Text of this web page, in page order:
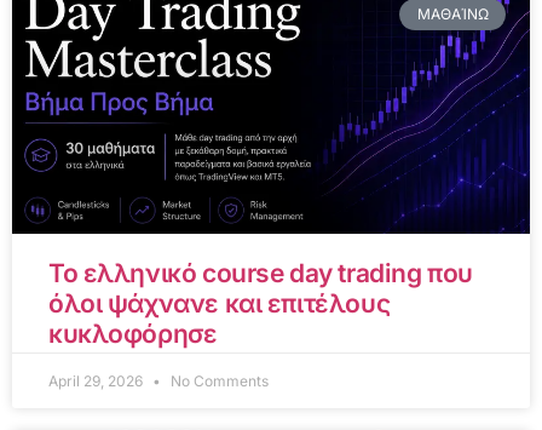
ΜΑΘΑΊΝΩ
Το ελληνικό course day trading που
όλοι ψάχνανε και επιτέλους
κυκλοφόρησε
April 29, 2026 No Comments